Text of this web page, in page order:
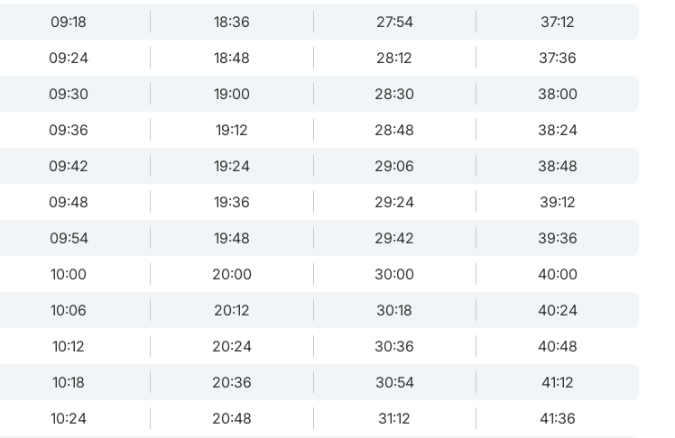
09:18 18:36 27:54
37:12
09:24 18:48 28:12
37:36
09:30 19:00 28:30
38:00
09:36 19:12 28:48
38:24
09:42 19:24 29:06
38:48
09:48 19:36 29:24
39:12
09:54 19:48 29:42
39:36
10:00 20:00 30:00
40:00
10:06 20:12 30:18
40:24
10:12 20:24 30:36
40:48
10:18 20:36 30:54
41:12
10:24 20:48 31:12
41:36